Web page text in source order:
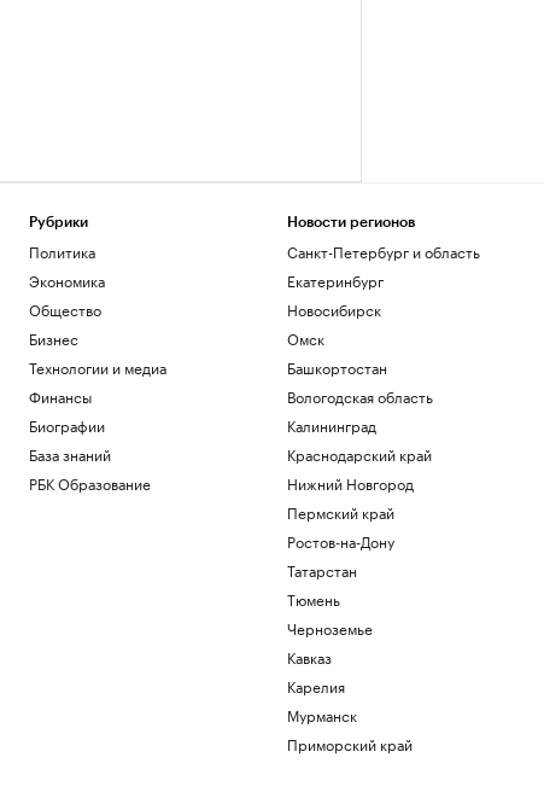
Рубрики
Политика
Экономика
Общество
Бизнес
Технологии и медиа
Финансы
Биографии
База знаний
РБК Образование
Новости регионов
Санкт-Петербург и область
Екатеринбург
Новосибирск
Омск
Башкортостан
Вологодская область
Калининград
Краснодарский край
Нижний Новгород
Пермский край
Ростов-на-Дону
Татарстан
Тюмень
Черноземье
Кавказ
Карелия
Мурманск
Приморский край